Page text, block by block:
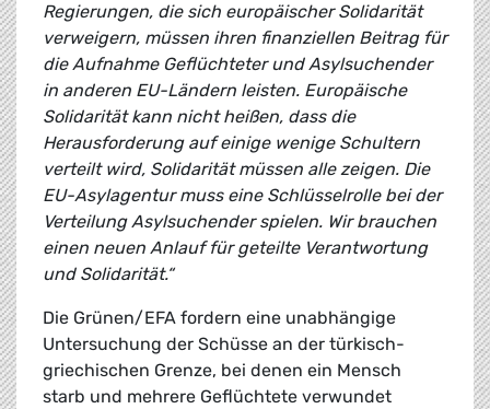
Regierungen, die sich europäischer Solidarität
verweigern, müssen ihren finanziellen Beitrag für
die Aufnahme Geflüchteter und Asylsuchender
in anderen EU-Ländern leisten. Europäische
Solidarität kann nicht heißen, dass die
Herausforderung auf einige wenige Schultern
verteilt wird, Solidarität müssen alle zeigen. Die
EU-Asylagentur muss eine Schlüsselrolle bei der
Verteilung Asylsuchender spielen. Wir brauchen
einen neuen Anlauf für geteilte Verantwortung
und Solidarität.“
Die Grünen/EFA fordern eine unabhängige
Untersuchung der Schüsse an der türkisch-
griechischen Grenze, bei denen ein Mensch
starb und mehrere Geflüchtete verwundet